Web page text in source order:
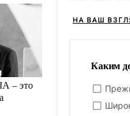
– это
НА ВАШ
Каким